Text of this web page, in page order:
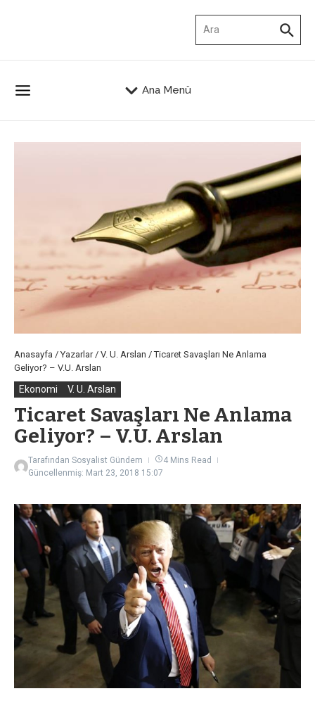
Ana Menü
Anasayfa /Yazarlar/ V. U. Arslan /Ticaret Savaşları Ne Anlama
Geliyor? – V.U. Arslan
Ekonomi V. U. Arslan
Ticaret Savaşları Ne Anlama
Geliyor? – V.U. Arslan
Tarafından Sosyalist Gündem
4 Mins Read
Güncellenmiş: Mart 23, 2018 15:07